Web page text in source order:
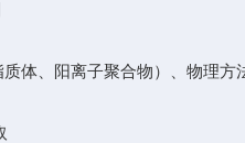
、阳离子聚合物）、物理方